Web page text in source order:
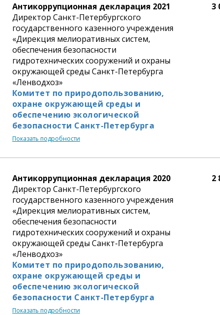
Антикоррупционная декларация 2021
Директор Санкт-Петербургского
государственного казенного учреждения
«Дирекция мелиоративных систем,
обеспечения безопасности
гидротехнических сооружений и охраны
окружающей среды Санкт-Петербурга
«Ленводхоз»
Комитет по природопользованию,
охране окружающей среды и
обеспечению экологической
безопасности Санкт-Петербурга
Показать подробности
3
Антикоррупционная декларация 2020
Директор Санкт-Петербургского
государственного казенного учреждения
«Дирекция мелиоративных систем,
обеспечения безопасности
гидротехнических сооружений и охраны
окружающей среды Санкт-Петербурга
«Ленводхоз»
Комитет по природопользованию,
охране окружающей среды и
обеспечению экологической
безопасности Санкт-Петербурга
Показать подробности
2